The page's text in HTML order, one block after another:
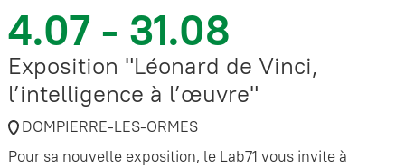
4.07 - 31.08
Exposition "Léonard de Vinci,
l’intelligence à l’œuvre"
DOMPIERRE-LES-ORMES
Pour sa nouvelle exposition, le Lab71 vous invite à